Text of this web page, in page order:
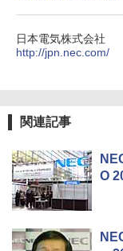
日本電気株式会社
http://jpn.nec.com/
関連記事
O